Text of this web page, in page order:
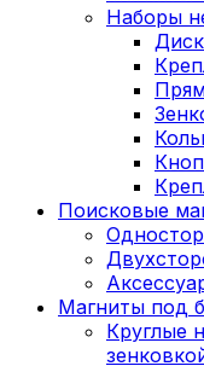
Наборы
Поисковые
Магниты под
Круглые